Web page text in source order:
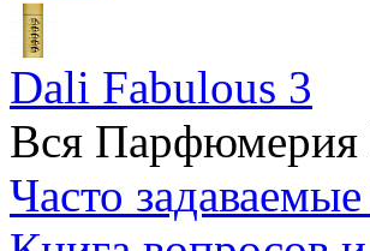
Dali Fabulous 3
Вся Парфюмерия
Часто